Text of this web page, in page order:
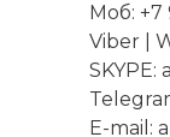
Моб: +7
Viber
SKYPE:
E-mail: